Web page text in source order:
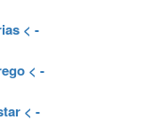
< -
< -
< -